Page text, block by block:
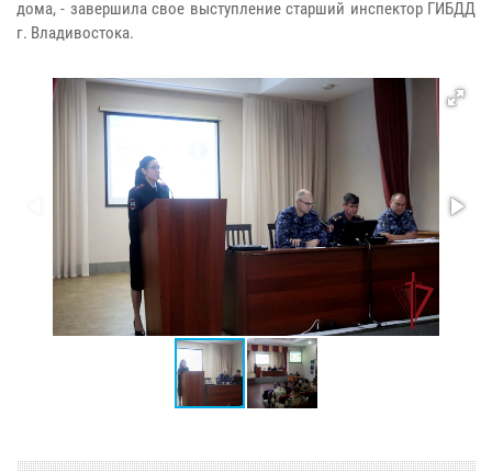
дома, - завершила свое выступление старший инспектор ГИБДД
г. Владивостока.